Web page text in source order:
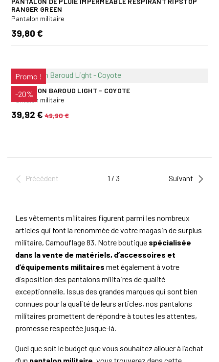
Les vêtements militaires figurent parmi les nombreux
articles qui font la renommée de votre magasin de surplus
militaire, Camouflage 83. Notre boutique spécialisée
dans la vente de matériels, d’accessoires et
d’équipements militaires met également à votre
disposition des pantalons militaires de qualité
exceptionnelle. Issus des grandes marques qui sont bien
connues pour la qualité de leurs articles, nos pantalons
militaires promettent de répondre à toutes les attentes,
promesse respectée jusque-là.
Quel que soit le budget que vous souhaitez allouer à l’achat
RANGER GREEN
Pantalon militaire
39,80 €
Promo !
-20%
PANTALON BAROUD LIGHT - COYOTE
Pantalon militaire
39,92 € 49,90 €
Précédent 1 / 3 Suivant